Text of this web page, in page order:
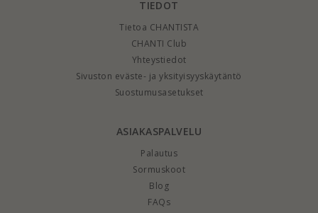
TIEDOT
Tietoa CHANTISTA
CHANTI Club
Yhteystiedot
Sivuston eväste- ja yksityisyyskäytäntö
Suostumusasetukset
ASIAKASPALVELU
Palautus
Sormuskoot
Blog
FAQs